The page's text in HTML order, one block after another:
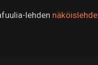
lehden